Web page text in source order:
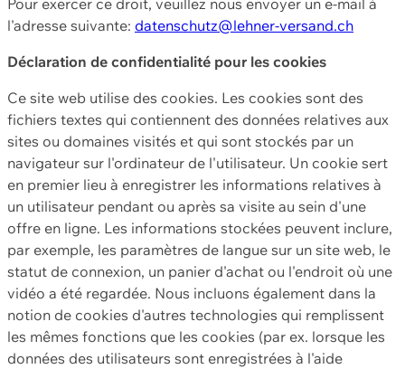
l'adresse suivante: datenschutz@lehner-versand.ch
Déclaration de confidentialité pour les cookies
Ce site web utilise des cookies. Les cookies sont des
fichiers textes qui contiennent des données relatives aux
sites ou domaines visités et qui sont stockés par un
navigateur sur l'ordinateur de l'utilisateur. Un cookie sert
en premier lieu à enregistrer les informations relatives à
un utilisateur pendant ou après sa visite au sein d'une
offre en ligne. Les informations stockées peuvent inclure,
par exemple, les paramètres de langue sur un site web, le
statut de connexion, un panier d'achat ou l'endroit où une
vidéo a été regardée. Nous incluons également dans la
notion de cookies d'autres technologies qui remplissent
les mêmes fonctions que les cookies (par ex. lorsque les
données des utilisateurs sont enregistrées à l'aide